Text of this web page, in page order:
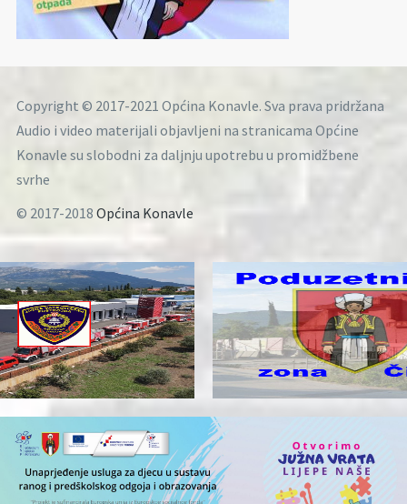
Copyright © 2017-2021 Općina Konavle. Sva prava pridržana
Audio i video materijali objavljeni na stranicama Općine
Konavle su slobodni za daljnju upotrebu u promidžbene
svrhe
© 2017-2018 Općina Konavle